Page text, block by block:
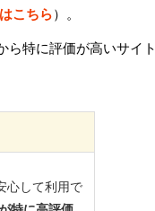
こちら）。
ら特に評価が高いサイト